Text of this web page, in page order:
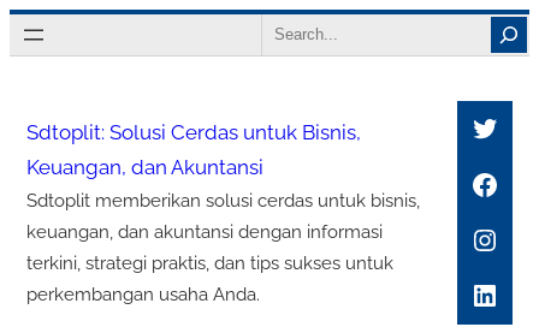
Lewati
ke
Search
Sdtoplit: Solusi Cerdas untuk Bisnis,
Keuangan, dan Akuntansi
Sdtoplit memberikan solusi cerdas untuk bisnis,
keuangan, dan akuntansi dengan informasi
terkini, strategi praktis, dan tips sukses untuk
perkembangan usaha Anda.